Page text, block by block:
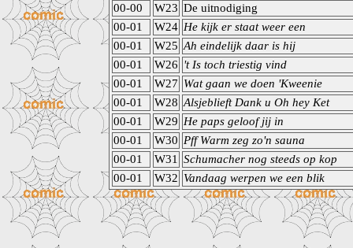
00-00
W23 De uitnodiging
00-01
W24 He kijk er staat weer een
00-01
W25 Ah eindelijk daar is hij
00-01
W26 't Is toch triestig vind
00-01
W27 Wat gaan we doen 'Kweenie
00-01
W28 Alsjeblieft Dank u Oh hey Ket
00-01
W29 He paps geloof jij in
00-01
W30 Pff Warm zeg zo'n sauna
00-01
W31
Schumacher nog steeds op kop
00-01
W32 Vandaag werpen we een blik